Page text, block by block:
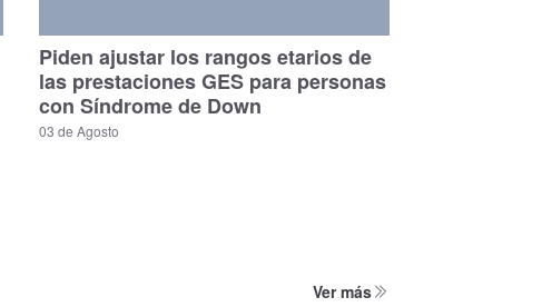
Piden ajustar los rangos etarios de
las prestaciones GES para personas
con Síndrome de Down
03 de Agosto
Ver más